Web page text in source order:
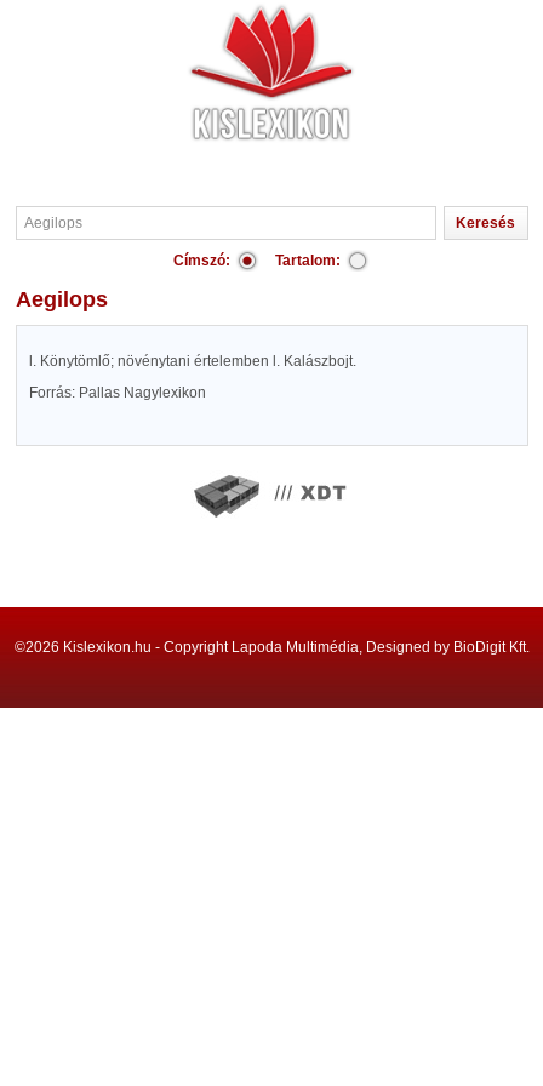
Címszó: Tartalom:
Aegilops
l. Könytömlő; növénytani értelemben l. Kalászbojt.
Forrás: Pallas Nagylexikon
©2026 Kislexikon.hu - Copyright Lapoda Multimédia, Designed by BioDigit Kft.